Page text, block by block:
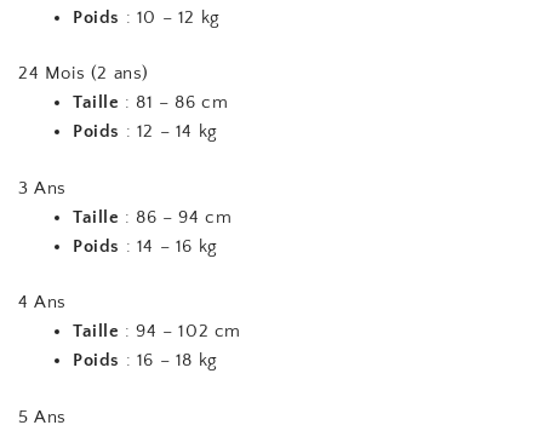
Poids : 10 – 12 kg
24 Mois (2 ans)
Taille : 81 – 86 cm
Poids : 12 – 14 kg
3 Ans
Taille : 86 – 94 cm
Poids : 14 – 16 kg
4 Ans
Taille : 94 – 102 cm
Poids : 16 – 18 kg
5 Ans